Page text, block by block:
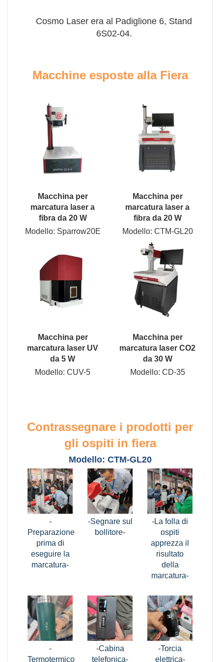
Cosmo Laser era al Padiglione 6, Stand
6S02-04.
Macchine esposte alla Fiera
Macchina per
marcatura laser a
fibra da 20 W
Modello: Sparrow20E
Macchina per
marcatura laser a
fibra da 20 W
Modello: CTM-GL20
Macchina per
marcatura laser UV
da 5 W
Modello: CUV-5
Macchina per
marcatura laser CO2
da 30 W
Modello: CD-35
Contrassegnare i prodotti per
gli ospiti in fiera
Modello: CTM-GL20
-
Preparazione
prima di
eseguire la
marcatura-
-Segnare sul
bollitore-
-La folla di
ospiti
apprezza il
risultato
della
marcatura-
-
Termotermico
-Cabina
telefonica-
-Torcia
elettrica-